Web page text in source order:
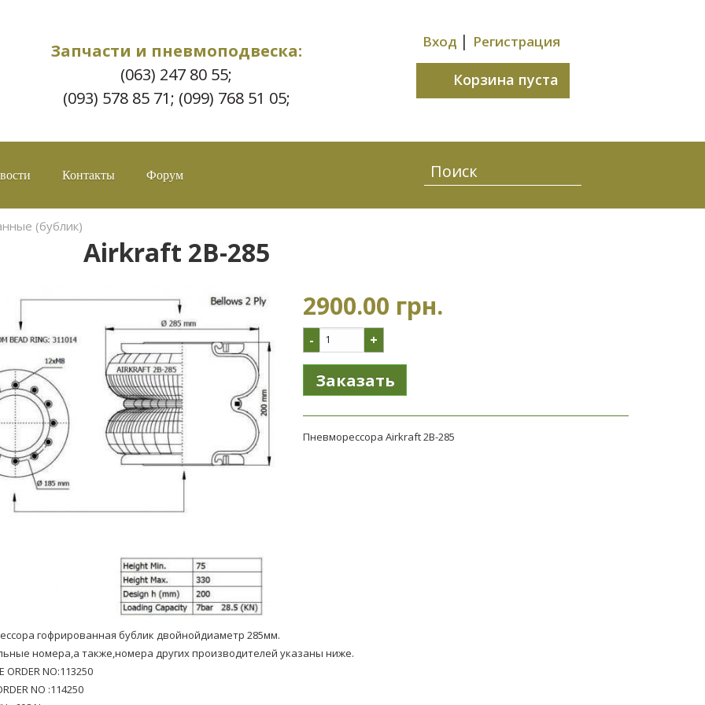
Запчасти и пневмоподвеска:
(063) 247 80 55;
(093) 578 85 71; (099) 768 51 05;
Вход | Регистрация
Корзина пуста
Контакты Форум
(бублик)
Airkraft 2B-285
2900.00 грн.
- +
Пневморессора Airkraft 2B-285
гофрированная бублик двойнойдиаметр 285мм.
номера,а также,номера других производителей указаны ниже.
ORDER NO:113250
NO :114250